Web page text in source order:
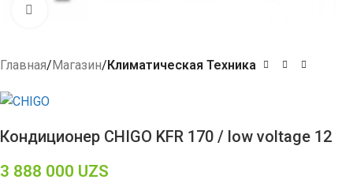
Главная Магазин Климатическая Техника
Кондиционер CHIGO KFR 170 / low voltage 12
3 888 000 UZS